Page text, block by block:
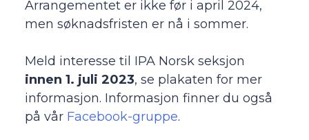
Arrangementet er ikke før i april 2024,
men søknadsfristen er nå i sommer.
Meld interesse til IPA Norsk seksjon
innen 1. juli 2023, se plakaten for mer
informasjon. Informasjon finner du også
på vår Facebook-gruppe.